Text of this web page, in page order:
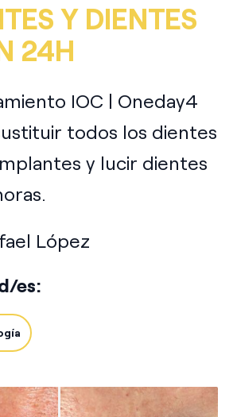
Y DIENTES
24H
IOC | Oneday4
todos los dientes
y lucir dientes
López
es: